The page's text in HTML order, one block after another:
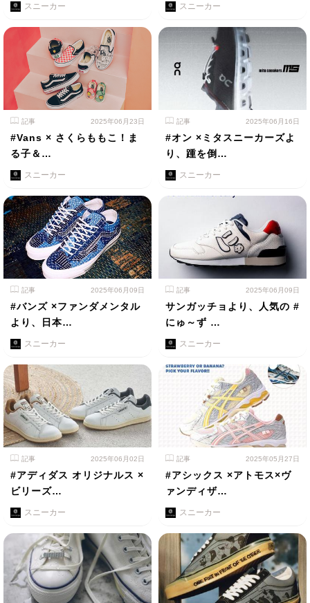
スニーカー スニーカー
記事 2025年06月23日
#Vans × さくらももこ！ま
る子＆…
スニーカー
記事 2025年06月16日
#オン ×ミタスニーカーズよ
り、踵を倒…
スニーカー
記事 2025年06月09日
#バンズ ×ファンダメンタル
より、日本…
スニーカー
記事 2025年06月09日
サンガッチョより、人気の #
にゅ～ず …
スニーカー
記事 2025年06月02日
#アディダス オリジナルス ×
ビリーズ…
スニーカー
記事 2025年05月27日
#アシックス ×アトモス×ヴ
ァンディザ…
スニーカー